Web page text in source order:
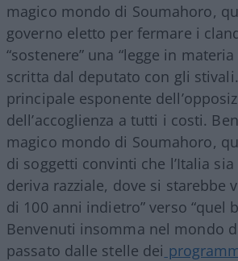
magico mondo di Soumahoro,
governo eletto per fermare i
“sostenere” una “legge in
scritta dal deputato con gli
principale esponente
dell’accoglienza a tutti i costi.
magico mondo di Soumahoro,
di soggetti convinti che l’Italia
deriva razziale, dove si starebbe
di 100 anni indietro” verso “quel
Benvenuti insomma nel mondo
passato dalle stelle dei